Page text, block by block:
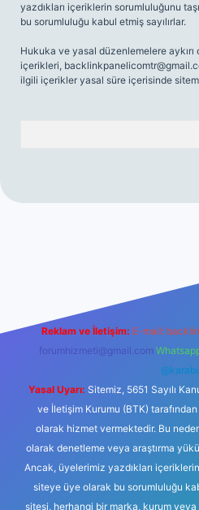
yazdıkları içeriklerin sorumluluğunu
bu sorumluluğu kabul etmiş sayılırlar.
Hukuka ve yasal düzenlemelere
içerikleri,
ilgili içerikler yasal süre içerisinde
Reklam ve İletişim: E-mail:
forumhizmeti@gmail.com
Yasal Uyarı: Sitemiz, 5651 Sayılı
ve İletişim Kurumu (BTK) tarafından
olarak hizmet vermektedir. Bu
olarak denetleme veya araştırma
Ancak, üyelerimiz yazdıkları
siteye üye olarak bu sorumluluğu
sitesi, herhangi bir marka, kurum veya